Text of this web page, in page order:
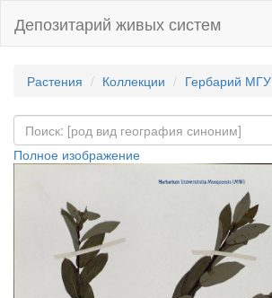
Депозитарий живых систем
Растения Коллекции Гербарий МГУ
Полное изображение